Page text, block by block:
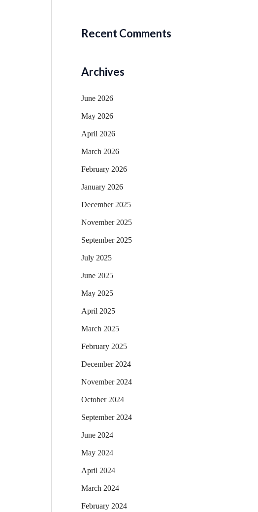
Recent Comments
Archives
June 2026
May 2026
April 2026
March 2026
February 2026
January 2026
December 2025
November 2025
September 2025
July 2025
June 2025
May 2025
April 2025
March 2025
February 2025
December 2024
November 2024
October 2024
September 2024
June 2024
May 2024
April 2024
March 2024
February 2024